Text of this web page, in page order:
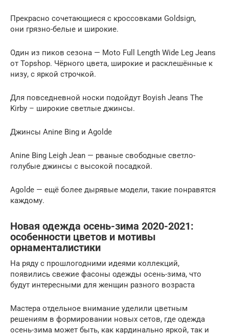
Прекрасно сочетающиеся с кроссовками Goldsign,
они грязно-белые и широкие.
Один из пиков сезона — Moto Full Length Wide Leg Jeans
от Topshop. Чёрного цвета, широкие и расклешённые к
низу, с яркой строчкой.
Для повседневной носки подойдут Boyish Jeans The
Kirby – широкие светлые джинсы.
Джинсы Anine Bing и Agolde
Anine Bing Leigh Jean — рваные свободные светло-
голубые джинсы с высокой посадкой.
Agolde — ещё более дырявые модели, такие понравятся
каждому.
Новая одежда осень-зима 2020-2021:
особенности цветов и мотивы
орнаменталистики
На ряду с прошлогодними идеями коллекций,
появились свежие фасоны одежды осень-зима, что
будут интересными для женщин разного возраста
Мастера отдельное внимание уделили цветным
решениям в формировании новых сетов, где одежда
осень-зима может быть, как кардинально яркой, так и